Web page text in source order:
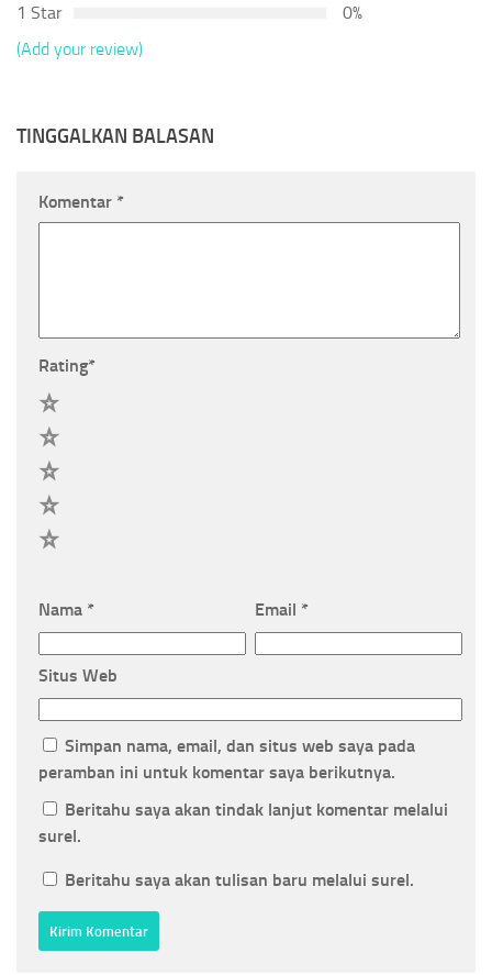
1 Star
0%
(Add your review)
TINGGALKAN BALASAN
Komentar *
Rating*
Nama * Email *
Situs Web
Simpan nama, email, dan situs web saya pada
peramban ini untuk komentar saya berikutnya.
Beritahu saya akan tindak lanjut komentar melalui
surel.
Beritahu saya akan tulisan baru melalui surel.